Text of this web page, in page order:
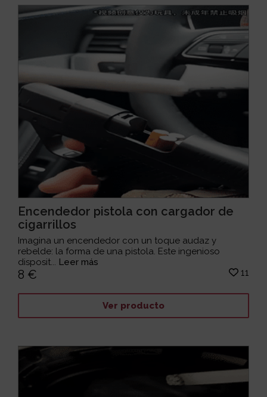
Encendedor pistola con cargador de
cigarrillos
Imagina un encendedor con un toque audaz y
rebelde: la forma de una pistola. Este ingenioso
disposit... Leer más
8 € 11
Ver producto